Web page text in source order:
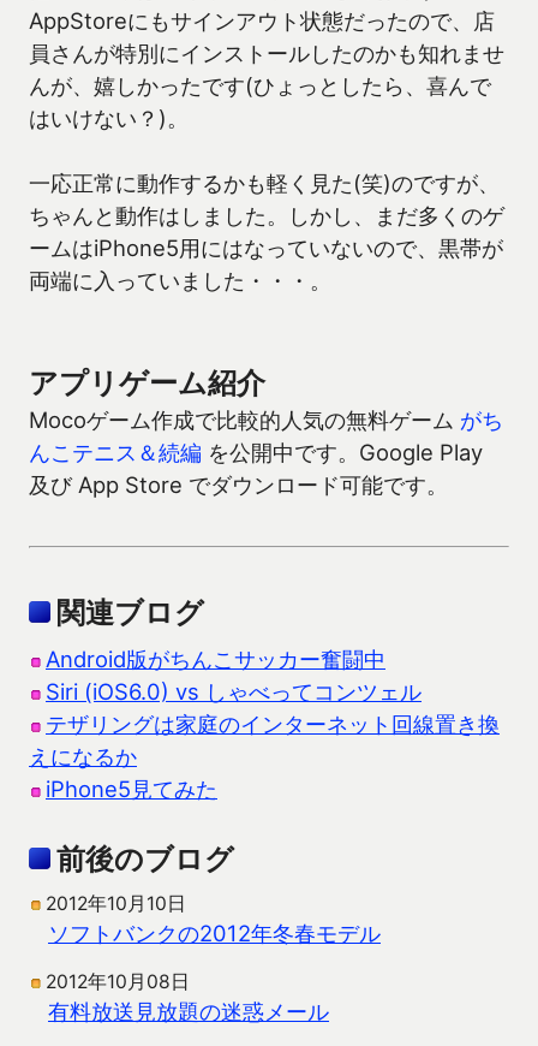
AppStoreにもサインアウト状態だったので、店
員さんが特別にインストールしたのかも知れませ
んが、嬉しかったです(ひょっとしたら、喜んで
はいけない？)。
一応正常に動作するかも軽く見た(笑)のですが、
ちゃんと動作はしました。しかし、まだ多くのゲ
ームはiPhone5用にはなっていないので、黒帯が
両端に入っていました・・・。
アプリゲーム紹介
Mocoゲーム作成で比較的人気の無料ゲーム がち
んこテニス＆続編 を公開中です。Google Play
及び App Store でダウンロード可能です。
関連ブログ
Android版がちんこサッカー奮闘中
Siri (iOS6.0) vs しゃべってコンツェル
テザリングは家庭のインターネット回線置き換
えになるか
iPhone5見てみた
前後のブログ
2012年10月10日
ソフトバンクの2012年冬春モデル
2012年10月08日
有料放送見放題の迷惑メール